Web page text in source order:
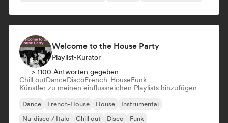
Welcome to the House Party
Playlist-Kurator
> 1100 Antworten gegeben
Chill outDanceDiscoFrench-HouseFunk
Künstler zu meinen einflussreichen Playlists hinzufügen
Dance French-House House
Instrumental
Nu-disco / Italo
Chill out Disco Funk